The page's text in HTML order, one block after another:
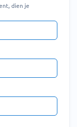
dien je